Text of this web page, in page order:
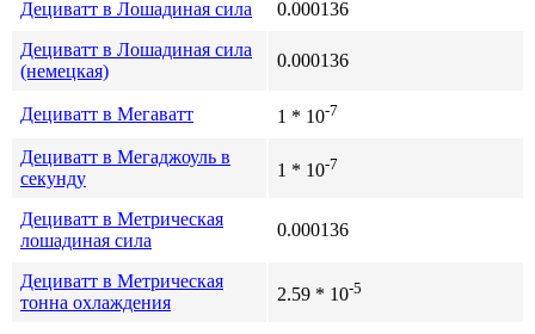
Дециватт в Лошадиная сила
0.000136
Дециватт в Лошадиная сила
(немецкая)
0.000136
Дециватт в Мегаватт 1 * 10-7
Дециватт в Мегаджоуль в
секунду
1 * 10-7
Дециватт в Метрическая
лошадиная сила
0.000136
Дециватт в Метрическая
тонна охлаждения
2.59 * 10-5